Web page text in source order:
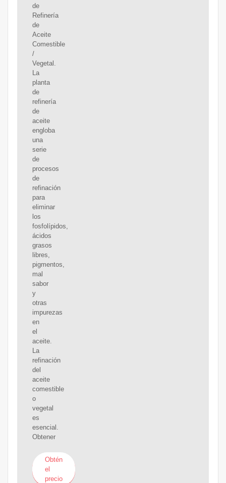
de
Refinería
de
Aceite
Comestible
/
Vegetal.
La
planta
de
refinería
de
aceite
engloba
una
serie
de
procesos
de
refinación
para
eliminar
los
fosfolípidos,
ácidos
grasos
libres,
pigmentos,
mal
sabor
y
otras
impurezas
en
el
aceite.
La
refinación
del
aceite
comestible
o
vegetal
es
esencial.
Obtener
Obtén
el
precio